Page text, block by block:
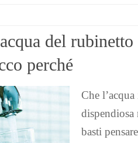
del
perché
Che
basti